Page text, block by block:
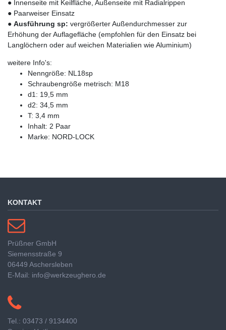
● Innenseite mit Keilfläche, Außenseite mit Radialrippen
● Paarweiser Einsatz
● Ausführung sp: vergrößerter Außendurchmesser zur
Erhöhung der Auflagefläche (empfohlen für den Einsatz bei
Langlöchern oder auf weichen Materialien wie Aluminium)
weitere Info's:
Nenngröße: NL18sp
Schraubengröße metrisch: M18
d1: 19,5 mm
d2: 34,5 mm
T: 3,4 mm
Inhalt: 2 Paar
Marke: NORD-LOCK
KONTAKT
Prüßner GmbH
Siemensstraße 9
06449 Aschersleben
E-Mail: info@werkzeughero.de
Tel.: 03473 / 9134400